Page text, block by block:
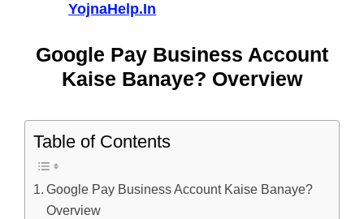
YojnaHelp.In
Google Pay Business Account
Kaise Banaye? Overview
Table of Contents
Google Pay Business Account Kaise Banaye?
Overview